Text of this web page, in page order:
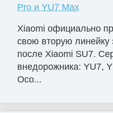
Pro и YU7 Max
Xiaomi официально
свою вторую линейку
после Xiaomi SU7.
внедорожника: YU7,
Осо...